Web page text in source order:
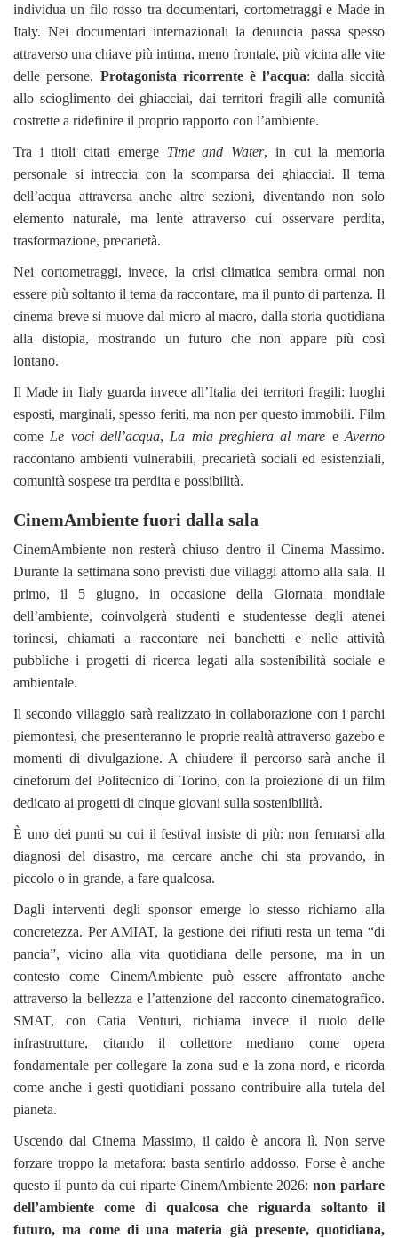
individua un filo rosso tra documentari, cortometraggi e Made in
Italy. Nei documentari internazionali la denuncia passa spesso
attraverso una chiave più intima, meno frontale, più vicina alle vite
delle persone. Protagonista ricorrente è l’acqua: dalla siccità
allo scioglimento dei ghiacciai, dai territori fragili alle comunità
costrette a ridefinire il proprio rapporto con l’ambiente.
Tra i titoli citati emerge Time and Water, in cui la memoria
personale si intreccia con la scomparsa dei ghiacciai. Il tema
dell’acqua attraversa anche altre sezioni, diventando non solo
elemento naturale, ma lente attraverso cui osservare perdita,
trasformazione, precarietà.
Nei cortometraggi, invece, la crisi climatica sembra ormai non
essere più soltanto il tema da raccontare, ma il punto di partenza. Il
cinema breve si muove dal micro al macro, dalla storia quotidiana
alla distopia, mostrando un futuro che non appare più così
lontano.
Il Made in Italy guarda invece all’Italia dei territori fragili: luoghi
esposti, marginali, spesso feriti, ma non per questo immobili. Film
come Le voci dell’acqua, La mia preghiera al mare eAverno
raccontano ambienti vulnerabili, precarietà sociali ed esistenziali,
comunità sospese tra perdita e possibilità.
CinemAmbiente fuori dalla sala
CinemAmbiente non resterà chiuso dentro il Cinema Massimo.
Durante la settimana sono previsti due villaggi attorno alla sala. Il
primo, il 5 giugno, in occasione della Giornata mondiale
dell’ambiente, coinvolgerà studenti e studentesse degli atenei
torinesi, chiamati a raccontare nei banchetti e nelle attività
pubbliche i progetti di ricerca legati alla sostenibilità sociale e
ambientale.
Il secondo villaggio sarà realizzato in collaborazione con i parchi
piemontesi, che presenteranno le proprie realtà attraverso gazebo e
momenti di divulgazione. A chiudere il percorso sarà anche il
cineforum del Politecnico di Torino, con la proiezione di un film
dedicato ai progetti di cinque giovani sulla sostenibilità.
È uno dei punti su cui il festival insiste di più: non fermarsi alla
diagnosi del disastro, ma cercare anche chi sta provando, in
piccolo o in grande, a fare qualcosa.
Dagli interventi degli sponsor emerge lo stesso richiamo alla
concretezza. Per AMIAT, la gestione dei rifiuti resta un tema “di
pancia”, vicino alla vita quotidiana delle persone, ma in un
contesto come CinemAmbiente può essere affrontato anche
attraverso la bellezza e l’attenzione del racconto cinematografico.
SMAT, con Catia Venturi, richiama invece il ruolo delle
infrastrutture, citando il collettore mediano come opera
fondamentale per collegare la zona sud e la zona nord, e ricorda
come anche i gesti quotidiani possano contribuire alla tutela del
pianeta.
Uscendo dal Cinema Massimo, il caldo è ancora lì. Non serve
forzare troppo la metafora: basta sentirlo addosso. Forse è anche
questo il punto da cui riparte CinemAmbiente 2026:non parlare
dell’ambiente come di qualcosa che riguarda soltanto il
futuro, ma come di una materia già presente, quotidiana,